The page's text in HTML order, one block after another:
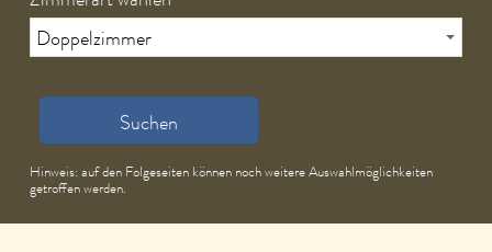
Suchen
Hinweis: auf den Folgeseiten können noch weitere Auswahlmöglichkeiten
getroffen werden.